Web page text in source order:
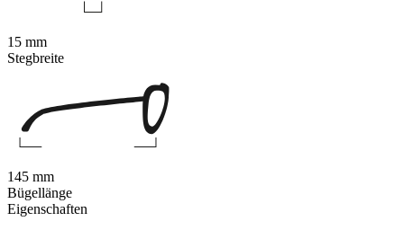
Eigenschaften
15 mm
Stegbreite
145 mm
Bügellänge